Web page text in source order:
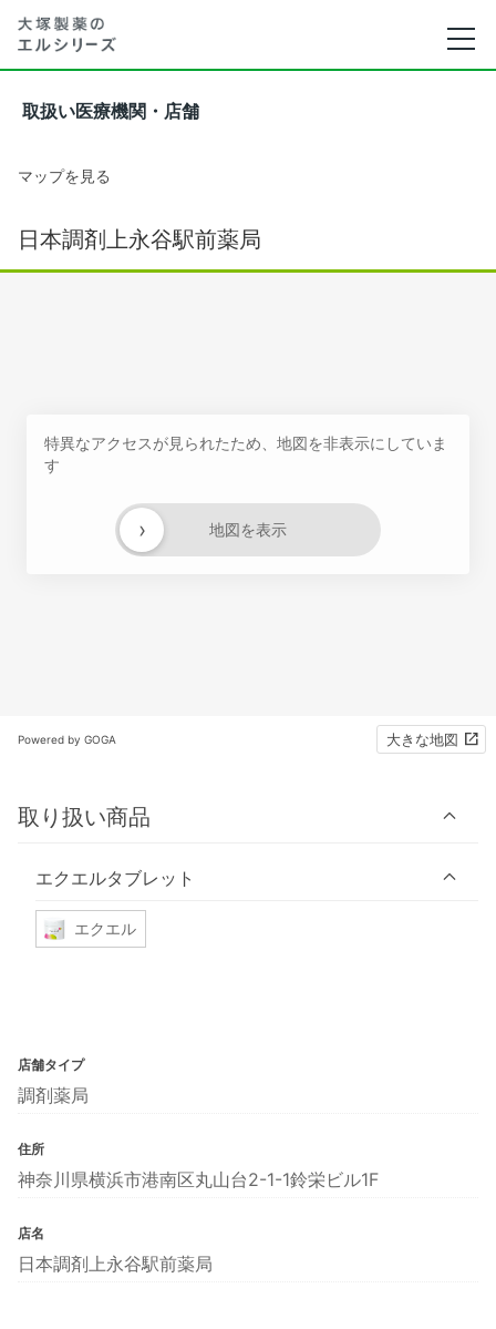
取扱い医療機関・店舗
マップを見る
日本調剤上永谷駅前薬局
特異なアクセスが見られたため、地図を非表示にしていま
す
地図を表示
›
Powered by GOGA 大きな地図
取り扱い商品
エクエルタブレット
エクエル
店舗タイプ
調剤薬局
住所
神奈川県横浜市港南区丸山台2-1-1鈴栄ビル1F
店名
日本調剤上永谷駅前薬局